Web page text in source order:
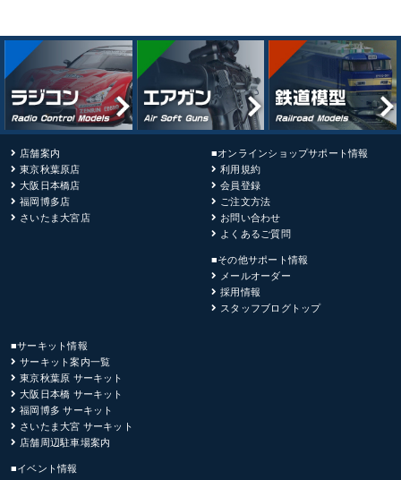
店舗案内
東京秋葉原店
大阪日本橋店
福岡博多店
さいたま大宮店
■オンラインショップサポート情報
利用規約
会員登録
ご注文方法
お問い合わせ
よくあるご質問
■その他サポート情報
メールオーダー
採用情報
スタッフブログトップ
■サーキット情報
サーキット案内一覧
東京秋葉原 サーキット
大阪日本橋 サーキット
福岡博多 サーキット
さいたま大宮 サーキット
店舗周辺駐車場案内
■イベント情報